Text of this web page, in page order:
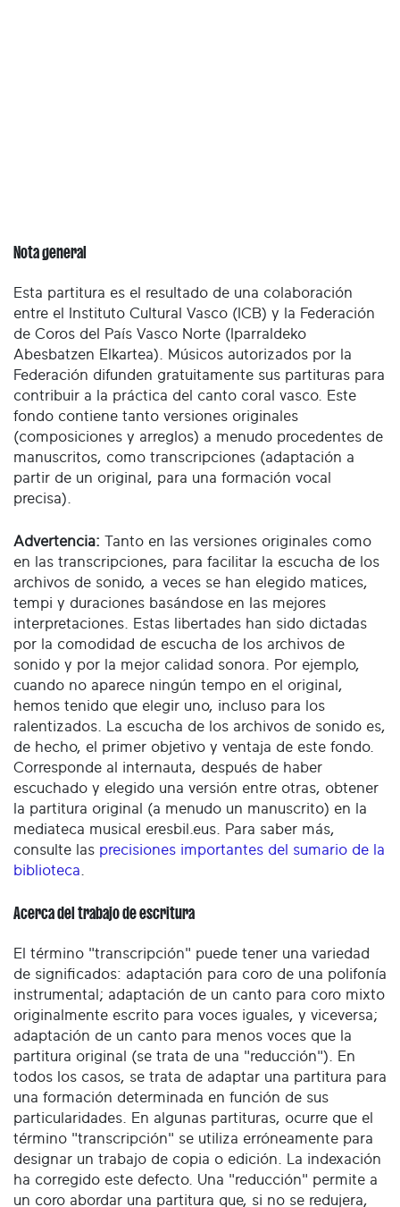
Nota general
Esta partitura es el resultado de una colaboración
entre el Instituto Cultural Vasco (ICB) y la Federación
de Coros del País Vasco Norte (Iparraldeko
Abesbatzen Elkartea). Músicos autorizados por la
Federación difunden gratuitamente sus partituras para
contribuir a la práctica del canto coral vasco. Este
fondo contiene tanto versiones originales
(composiciones y arreglos) a menudo procedentes de
manuscritos, como transcripciones (adaptación a
partir de un original, para una formación vocal
precisa).
Advertencia: Tanto en las versiones originales como
en las transcripciones, para facilitar la escucha de los
archivos de sonido, a veces se han elegido matices,
tempi y duraciones basándose en las mejores
interpretaciones. Estas libertades han sido dictadas
por la comodidad de escucha de los archivos de
sonido y por la mejor calidad sonora. Por ejemplo,
cuando no aparece ningún tempo en el original,
hemos tenido que elegir uno, incluso para los
ralentizados. La escucha de los archivos de sonido es,
de hecho, el primer objetivo y ventaja de este fondo.
Corresponde al internauta, después de haber
escuchado y elegido una versión entre otras, obtener
la partitura original (a menudo un manuscrito) en la
mediateca musical eresbil.eus. Para saber más,
consulte las precisiones importantes del sumario de la
biblioteca
Acerca del trabajo de escritura
El término "transcripción" puede tener una variedad
de significados: adaptación para coro de una polifonía
instrumental; adaptación de un canto para coro mixto
originalmente escrito para voces iguales, y viceversa;
adaptación de un canto para menos voces que la
partitura original (se trata de una "reducción"). En
todos los casos, se trata de adaptar una partitura para
una formación determinada en función de sus
particularidades. En algunas partituras, ocurre que el
término "transcripción" se utiliza erróneamente para
designar un trabajo de copia o edición. La indexación
ha corregido este defecto. Una "reducción" permite a
un coro abordar una partitura que, si no se redujera,